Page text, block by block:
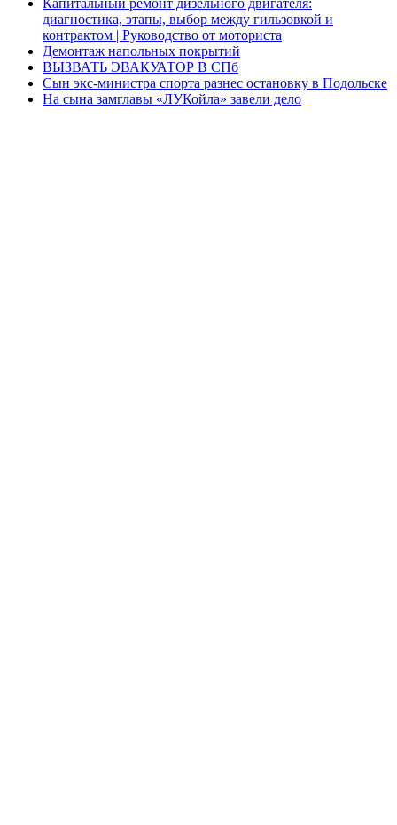
Капитальный ремонт дизельного двигателя:
диагностика, этапы, выбор между гильзовкой и
контрактом | Руководство от моториста
Демонтаж напольных покрытий
ВЫЗВАТЬ ЭВАКУАТОР В СПб
Сын экс-министра спорта разнес остановку в Подольске
На сына замглавы «ЛУКойла» завели дело